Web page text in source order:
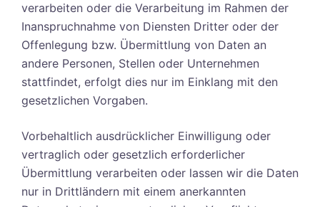
verarbeiten oder die Verarbeitung im Rahmen der
Inanspruchnahme von Diensten Dritter oder der
Offenlegung bzw. Übermittlung von Daten an
andere Personen, Stellen oder Unternehmen
stattfindet, erfolgt dies nur im Einklang mit den
gesetzlichen Vorgaben.
Vorbehaltlich ausdrücklicher Einwilligung oder
vertraglich oder gesetzlich erforderlicher
Übermittlung verarbeiten oder lassen wir die Daten
nur in Drittländern mit einem anerkannten